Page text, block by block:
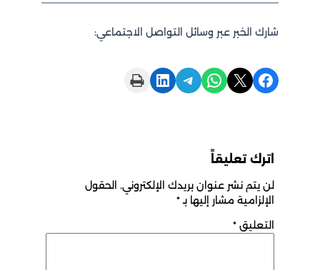
شارك الخبر عبر وسائل التواصل الاجتماعي:
Share on Facebook
Share on X
Share on WhatsApp
Share on Telegram
Share on LinkedIn
Print this Page
اترك تعليقاً
لن يتم نشر عنوان بريدك الإلكتروني. الحقول
الإلزامية مشار إليها بـ*
التعليق *